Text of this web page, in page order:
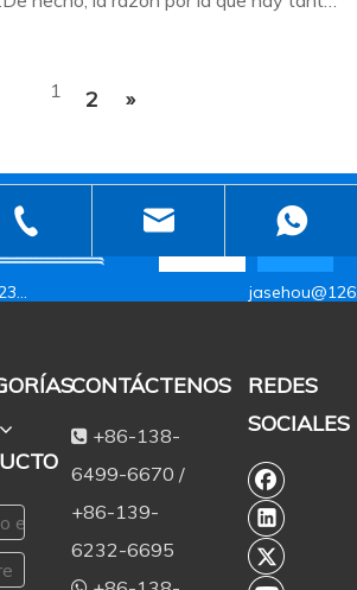
es el uso de tales instrumentos?
1 2 »
CONTÁCTENOS
+86-138-
6499-6670 /
+86-139-
6232-6695
6670
6695
+86-512-5258-1232
REDES
SOCIALES